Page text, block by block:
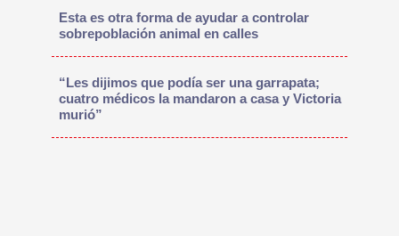
Esta es otra forma de ayudar a controlar
sobrepoblación animal en calles
“Les dijimos que podía ser una garrapata;
cuatro médicos la mandaron a casa y Victoria
murió”